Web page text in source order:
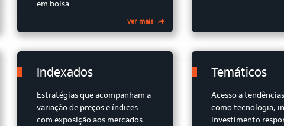
em bolsa
ver mais
Indexados
Estratégias que acompanham a
variação de preços e índices
com exposição aos mercados
Temáticos
Acesso a
como tecnologia,
investimento